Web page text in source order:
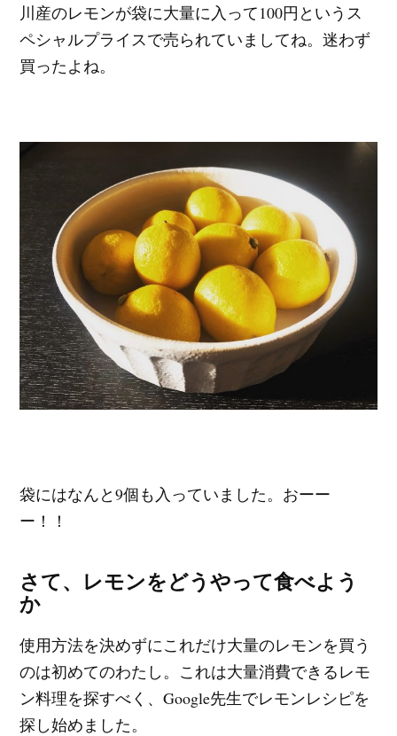
川産のレモンが袋に大量に入って100円というス
ペシャルプライスで売られていましてね。迷わず
買ったよね。
袋にはなんと9個も入っていました。おーー
ー！！
さて、レモンをどうやって食べよう
か
使用方法を決めずにこれだけ大量のレモンを買う
のは初めてのわたし。これは大量消費できるレモ
ン料理を探すべく、Google先生でレモンレシピを
探し始めました。